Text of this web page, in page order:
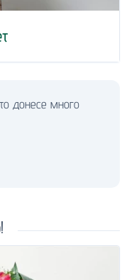
донесе много